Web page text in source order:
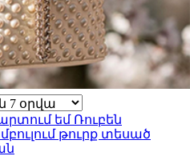
եմ Ռուբեն
թուրք տեսած